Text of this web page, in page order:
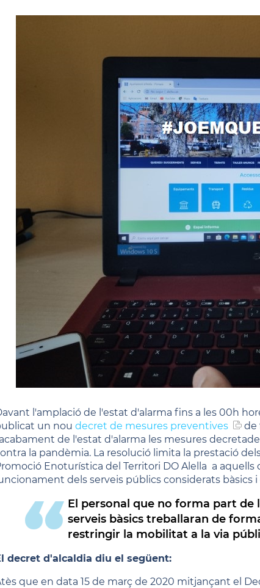
l'amplació de l'estat d'alarma fins a les 00h
un nou decret de mesures preventives
de
de l'estat d'alarma les mesures
la pandèmia. La resolució limita la prestació
Enoturística del Territori DO Alella a
dels serveis públics considerats bàsics i
El personal que no forma part de
serveis bàsics treballaran de
restringir la mobilitat a la via
decret d'alcaldia diu el següent:
que en data 15 de març de 2020 mitjançant el